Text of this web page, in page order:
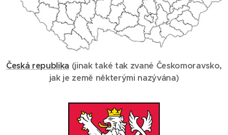
Česká republika (jinak také tak zvané Českomoravsko,
jak je země některými nazývána)